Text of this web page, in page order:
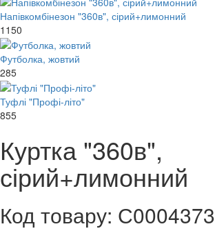
Напівкомбінезон "360в", сірий+лимонний
1150
Футболка, жовтий
285
Туфлі "Профі-літо"
855
Куртка "360в",
сірий+лимонний
Код товару: С0004373